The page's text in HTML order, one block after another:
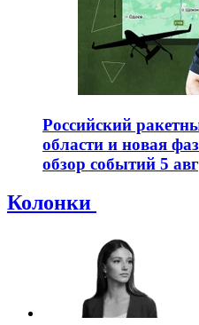
Российский
области и новая
обзор событий 5
Колонки